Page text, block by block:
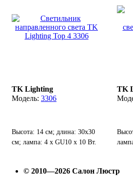
TK Lighting
3306
Высота: 14 см; длина: 30х30
см; лампа: 4 х GU10 х 10 Вт.
TK
© 2010—2026 Салон Люстр